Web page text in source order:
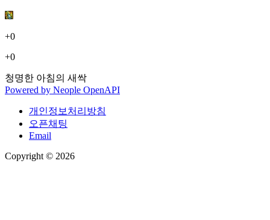
+0
+0
청명한 아침의 새싹
Powered by Neople OpenAPI
개인정보처리방침
오픈채팅
Email
Copyright © 2026